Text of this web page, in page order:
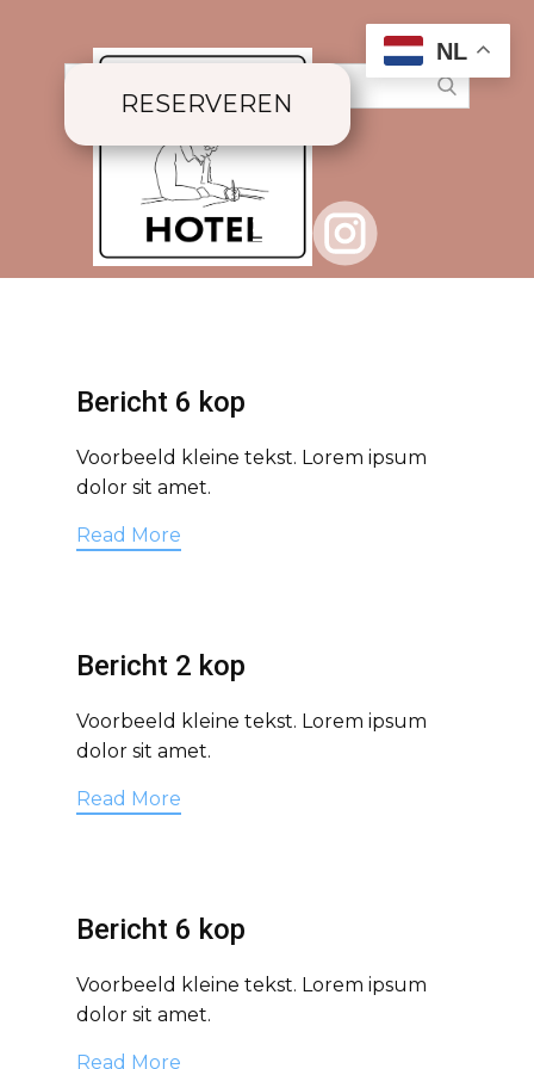
RESERVEREN
Bericht 6 kop
Voorbeeld kleine tekst. Lorem ipsum
dolor sit amet.
Read More
Bericht 2 kop
Voorbeeld kleine tekst. Lorem ipsum
dolor sit amet.
Read More
Bericht 6 kop
Voorbeeld kleine tekst. Lorem ipsum
dolor sit amet.
Read More
NL